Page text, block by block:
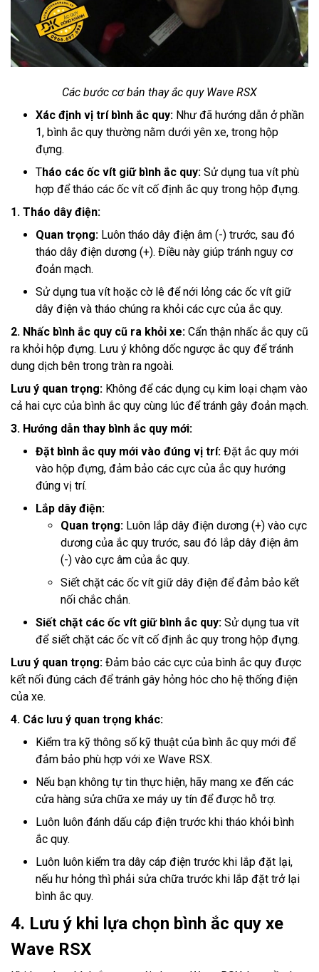
Các bước cơ bản thay ắc quy Wave RSX
Xác định vị trí bình ắc quy: Như đã hướng dẫn ở phần
1, bình ắc quy thường nằm dưới yên xe, trong hộp
đựng.
Tháo các ốc vít giữ bình ắc quy: Sử dụng tua vít phù
hợp để tháo các ốc vít cố định ắc quy trong hộp đựng.
1. Tháo dây điện:
Quan trọng: Luôn tháo dây điện âm (-) trước, sau đó
tháo dây điện dương (+). Điều này giúp tránh nguy cơ
đoản mạch.
Sử dụng tua vít hoặc cờ lê để nới lỏng các ốc vít giữ
dây điện và tháo chúng ra khỏi các cực của ắc quy.
2. Nhấc bình ắc quy cũ ra khỏi xe: Cẩn thận nhấc ắc quy cũ
ra khỏi hộp đựng. Lưu ý không dốc ngược ắc quy để tránh
dung dịch bên trong tràn ra ngoài.
Lưu ý quan trọng: Không để các dụng cụ kim loại chạm vào
cả hai cực của bình ắc quy cùng lúc để tránh gây đoản mạch.
3. Hướng dẫn thay bình ắc quy mới:
Đặt bình ắc quy mới vào đúng vị trí: Đặt ắc quy mới
vào hộp đựng, đảm bảo các cực của ắc quy hướng
đúng vị trí.
Lắp dây điện:
Quan trọng: Luôn lắp dây điện dương (+) vào cực
dương của ắc quy trước, sau đó lắp dây điện âm
(-) vào cực âm của ắc quy.
Siết chặt các ốc vít giữ dây điện để đảm bảo kết
nối chắc chắn.
Siết chặt các ốc vít giữ bình ắc quy: Sử dụng tua vít
để siết chặt các ốc vít cố định ắc quy trong hộp đựng.
Lưu ý quan trọng: Đảm bảo các cực của bình ắc quy được
kết nối đúng cách để tránh gây hỏng hóc cho hệ thống điện
của xe.
4. Các lưu ý quan trọng khác:
Kiểm tra kỹ thông số kỹ thuật của bình ắc quy mới để
đảm bảo phù hợp với xe Wave RSX.
Nếu bạn không tự tin thực hiện, hãy mang xe đến các
cửa hàng sửa chữa xe máy uy tín để được hỗ trợ.
Luôn luôn đánh dấu cáp điện trước khi tháo khỏi bình
ắc quy.
Luôn luôn kiểm tra dây cáp điện trước khi lắp đặt lại,
nếu hư hỏng thì phải sửa chữa trước khi lắp đặt trở lại
bình ắc quy.
4. Lưu ý khi lựa chọn bình ắc quy xe
Wave RSX